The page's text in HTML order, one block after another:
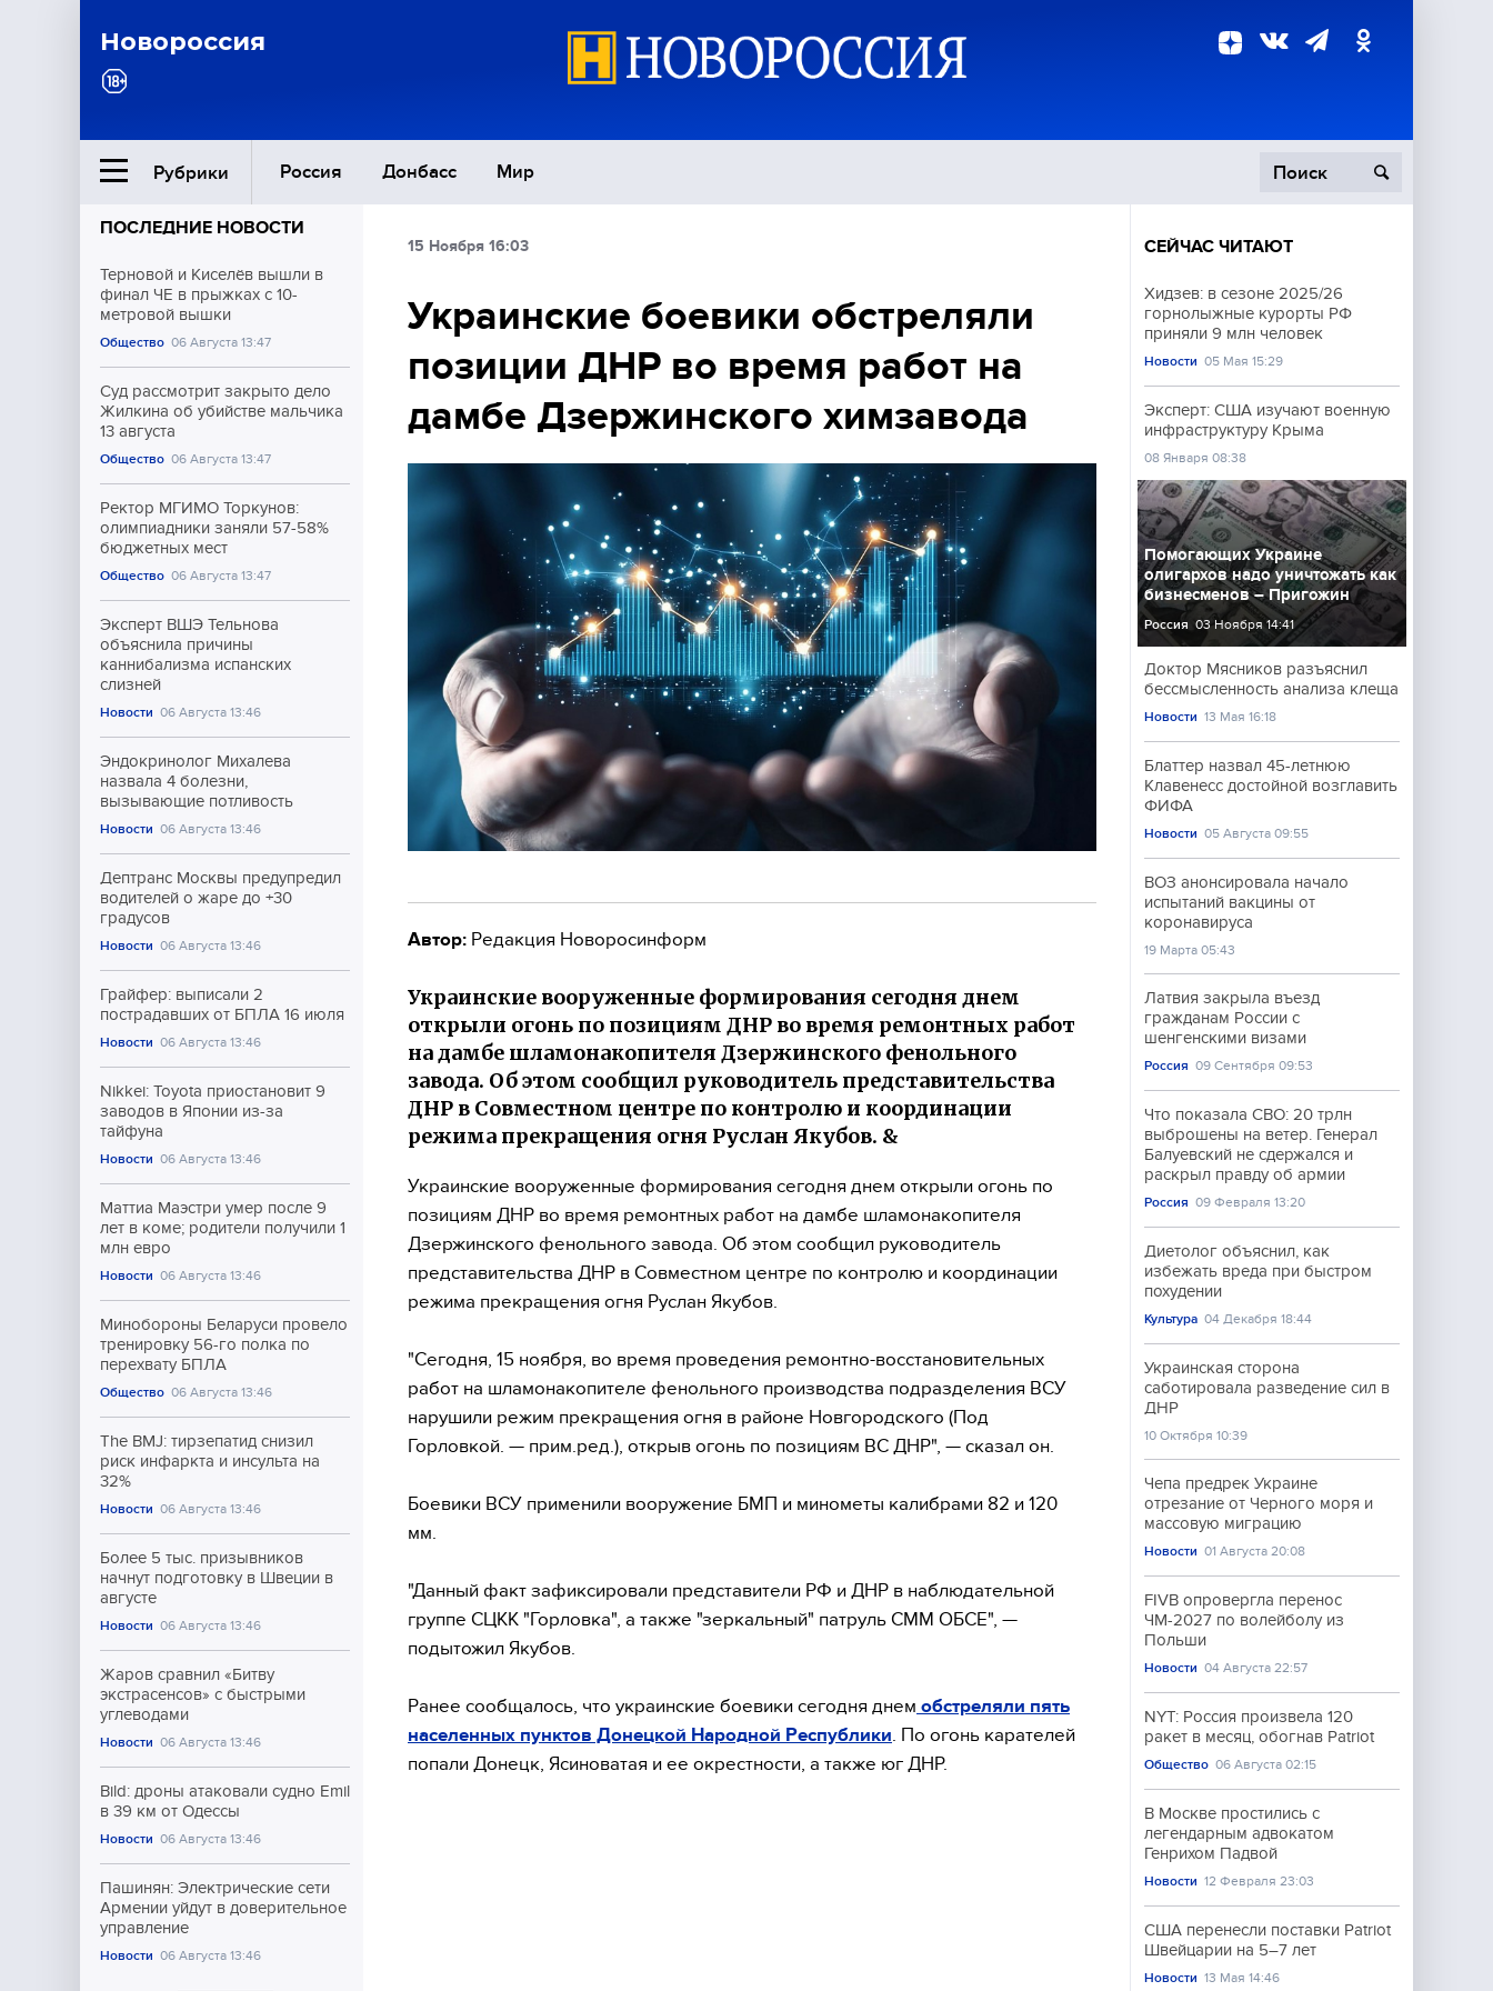
Новороссия
Рубрики Россия Донбасс Мир
Ближний Восток
Общество
Экономика
Происшествия
Культура
Спорт
ПОСЛЕДНИЕ НОВОСТИ
Терновой и Киселёв вышли в
финал ЧЕ в прыжках с 10-
метровой вышки
Общество 06 Августа 13:47
Суд рассмотрит закрыто дело
Жилкина об убийстве мальчика
13 августа
Общество 06 Августа 13:47
Ректор МГИМО Торкунов:
олимпиадники заняли 57-58%
бюджетных мест
Общество 06 Августа 13:47
Эксперт ВШЭ Тельнова
объяснила причины
каннибализма испанских
слизней
Новости 06 Августа 13:46
Эндокринолог Михалева
назвала 4 болезни,
вызывающие потливость
Новости 06 Августа 13:46
Дептранс Москвы предупредил
водителей о жаре до +30
градусов
Новости 06 Августа 13:46
Грайфер: выписали 2
пострадавших от БПЛА 16 июля
Новости 06 Августа 13:46
Nikkei: Toyota приостановит 9
заводов в Японии из-за
тайфуна
Новости 06 Августа 13:46
Маттиа Маэстри умер после 9
лет в коме; родители получили 1
млн евро
Новости 06 Августа 13:46
Минобороны Беларуси провело
тренировку 56-го полка по
перехвату БПЛА
Общество 06 Августа 13:46
The BMJ: тирзепатид снизил
риск инфаркта и инсульта на
32%
Новости 06 Августа 13:46
Более 5 тыс. призывников
начнут подготовку в Швеции в
августе
Новости 06 Августа 13:46
Жаров сравнил «Битву
экстрасенсов» с быстрыми
углеводами
Новости 06 Августа 13:46
Bild: дроны атаковали судно Emil
в 39 км от Одессы
Новости 06 Августа 13:46
Пашинян: Электрические сети
Армении уйдут в доверительное
управление
Новости 06 Августа 13:46
15 Ноября 16:03
Украинские боевики обстреляли
позиции ДНР во время работ на
дамбе Дзержинского химзавода
Автор: Редакция Новоросинформ
Украинские вооруженные формирования сегодня днем
открыли огонь по позициям ДНР во время ремонтных работ
на дамбе шламонакопителя Дзержинского фенольного
завода. Об этом сообщил руководитель представительства
ДНР в Совместном центре по контролю и координации
режима прекращения огня Руслан Якубов. &
Украинские вооруженные формирования сегодня днем открыли огонь по
позициям ДНР во время ремонтных работ на дамбе шламонакопителя
Дзержинского фенольного завода. Об этом сообщил руководитель
представительства ДНР в Совместном центре по контролю и координации
режима прекращения огня Руслан Якубов.
"Сегодня, 15 ноября, во время проведения ремонтно-восстановительных
работ на шламонакопителе фенольного производства подразделения ВСУ
нарушили режим прекращения огня в районе Новгородского (Под
Горловкой. — прим.ред.), открыв огонь по позициям ВС ДНР", — сказал он.
Боевики ВСУ применили вооружение БМП и минометы калибрами 82 и 120
мм.
"Данный факт зафиксировали представители РФ и ДНР в наблюдательной
группе СЦКК "Горловка", а также "зеркальный" патруль СММ ОБСЕ", —
подытожил Якубов.
Ранее сообщалось, что украинские боевики сегодня днем обстреляли пять
населенных пунктов Донецкой Народной Республики . По огонь карателей
попали Донецк, Ясиноватая и ее окрестности, а также юг ДНР.
СЕЙЧАС ЧИТАЮТ
Хидзев: в сезоне 2025/26
горнолыжные курорты РФ
приняли 9 млн человек
Новости 05 Мая 15:29
Эксперт: США изучают военную
инфраструктуру Крыма
08 Января 08:38
Помогающих Украине
олигархов надо уничтожать как
бизнесменов – Пригожин
Россия 03 Ноября 14:41
Доктор Мясников разъяснил
бессмысленность анализа клеща
Новости 13 Мая 16:18
Блаттер назвал 45-летнюю
Клавенесс достойной возглавить
ФИФА
Новости 05 Августа 09:55
ВОЗ анонсировала начало
испытаний вакцины от
коронавируса
19 Марта 05:43
Латвия закрыла въезд
гражданам России с
шенгенскими визами
Россия 09 Сентября 09:53
Что показала СВО: 20 трлн
выброшены на ветер. Генерал
Балуевский не сдержался и
раскрыл правду об армии
Россия 09 Февраля 13:20
Диетолог объяснил, как
избежать вреда при быстром
похудении
Культура 04 Декабря 18:44
Украинская сторона
саботировала разведение сил в
ДНР
10 Октября 10:39
Чепа предрек Украине
отрезание от Черного моря и
массовую миграцию
Новости 01 Августа 20:08
FIVB опровергла перенос
ЧМ-2027 по волейболу из
Польши
Новости 04 Августа 22:57
NYT: Россия произвела 120
ракет в месяц, обогнав Patriot
Общество 06 Августа 02:15
В Москве простились с
легендарным адвокатом
Генрихом Падвой
Новости 12 Февраля 23:03
США перенесли поставки Patriot
Швейцарии на 5–7 лет
Новости 13 Мая 14:46